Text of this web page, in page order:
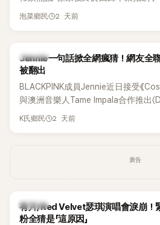
泡菜鄉民 2 天前
K-POP
Jennie一句話掀全網瘋猜！網友
被翻出
BLACKPINK成員Jennie近日接受《
與澳洲音樂人Tame Impala合作推出〈
Remix）〉的幕後故事，沒想到她一句
K氏鄉民 2 天前
廣告
K-POP
有片/Red Velvet瑟琪演唱會淚崩！
粉全猜是「這原因」